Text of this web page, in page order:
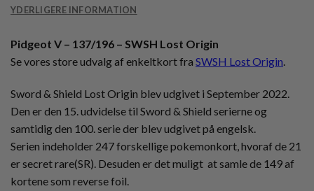
YDERLIGERE INFORMATION
Pidgeot V – 137/196 – SWSH Lost Origin
Se vores store udvalg af enkeltkort fra SWSH Lost Origin
Sword & Shield Lost Origin blev udgivet i September 2022.
Den er den 15. udvidelse til Sword & Shield serierne og
samtidig den 100. serie der blev udgivet på engelsk.
Serien indeholder 247 forskellige pokemonkort, hvoraf de 21
er secret rare(SR). Desuden er det muligt at samle de 149 af
kortene som reverse foil.